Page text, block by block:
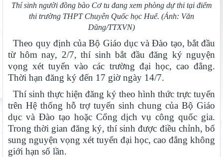
Thí sinh người đồng bào Cơ tu đang xem phòng dự thi tại điểm
thi trường THPT Chuyên Quốc học Huế. (Ảnh: Văn
Dũng/TTXVN)
Theo quy định của Bộ Giáo dục và Đào tạo, bắt đầu
từ hôm nay, 2/7, thí sinh bắt đầu đăng ký nguyện
vọng xét tuyển vào các trường đại học, cao đẳng.
Thời hạn đăng ký đến 17 giờ ngày 14/7.
Thí sinh thực hiện đăng ký theo hình thức trực tuyến
trên Hệ thống hỗ trợ tuyển sinh chung của Bộ Giáo
dục và Đào tạo hoặc Cổng dịch vụ công quốc gia.
Trong thời gian đăng ký, thí sinh được điều chỉnh, bổ
sung nguyện vọng xét tuyển đại học, cao đẳng không
giới hạn số lần.